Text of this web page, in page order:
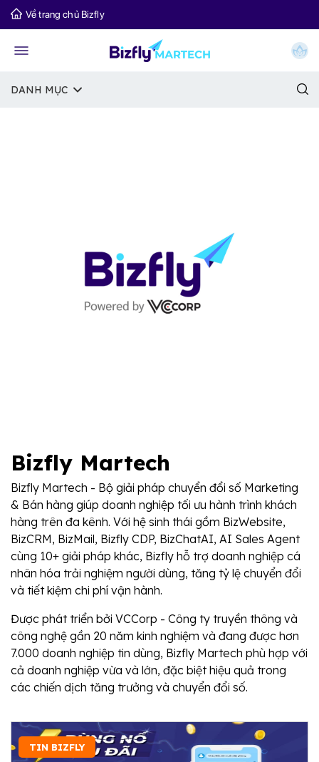
Về trang chủ Bizfly
DANH MỤC
Bizfly Martech
Bizfly Martech - Bộ giải pháp chuyển đổi số Marketing
& Bán hàng giúp doanh nghiệp tối ưu hành trình khách
hàng trên đa kênh. Với hệ sinh thái gồm BizWebsite,
BizCRM, BizMail, Bizfly CDP, BizChatAI, AI Sales Agent
cùng 10+ giải pháp khác, Bizfly hỗ trợ doanh nghiệp cá
nhân hóa trải nghiệm người dùng, tăng tỷ lệ chuyển đổi
và tiết kiệm chi phí vận hành.
Được phát triển bởi VCCorp - Công ty truyền thông và
công nghệ gần 20 năm kinh nghiệm và đang được hơn
7.000 doanh nghiệp tin dùng, Bizfly Martech phù hợp với
cả doanh nghiệp vừa và lớn, đặc biệt hiệu quả trong
các chiến dịch tăng trưởng và chuyển đổi số.
TIN BIZFLY